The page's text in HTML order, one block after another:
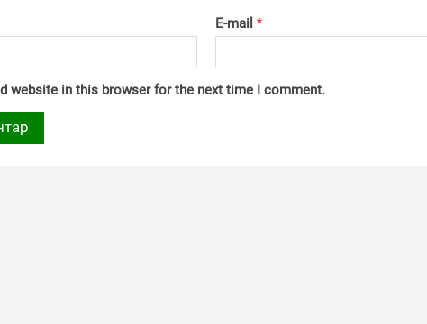
E-mail *
website in this browser for the next time I comment.